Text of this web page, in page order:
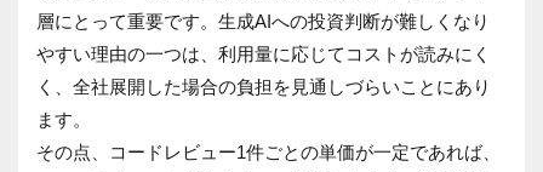
層にとって重要です。生成AIへの投資判断が難しくなり
やすい理由の一つは、利用量に応じてコストが読みにく
く、全社展開した場合の負担を見通しづらいことにあり
ます。
その点、コードレビュー1件ごとの単価が一定であれば、